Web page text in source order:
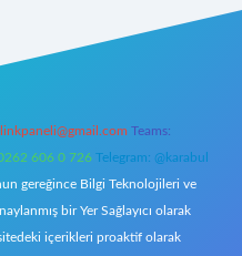
Teams:
606 0 726 Telegram: @karabul
gereğince Bilgi Teknolojileri ve
bir Yer Sağlayıcı olarak
içerikleri proaktif olarak